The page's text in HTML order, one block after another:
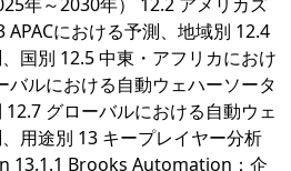
における予測、地域別 12.4
国別 12.5 中東・アフリカにおけ
バルにおける自動ウェハーソータ
グローバルにおける自動ウェ
用途別 13 キープレイヤー分析
13.1.1 Brooks Automation：企